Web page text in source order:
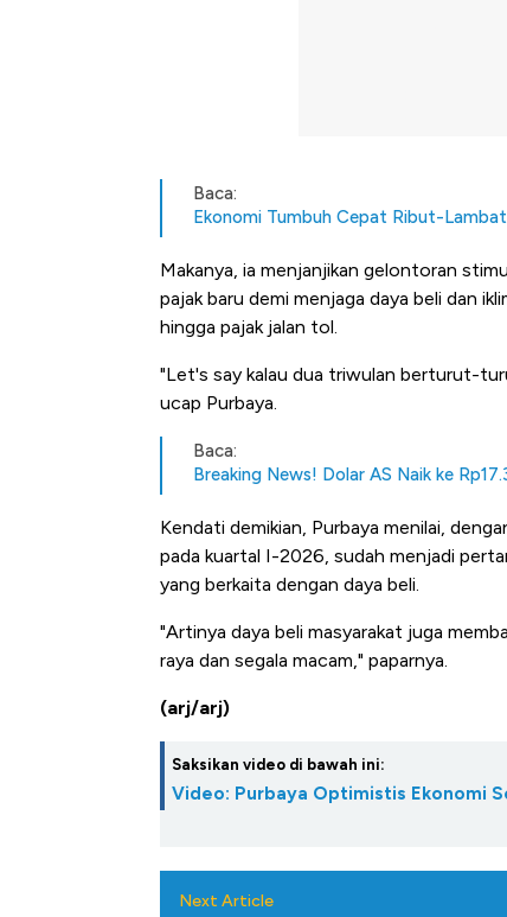
Baca:
Ekonomi Tumbuh Cepat Ribut-
Makanya, ia menjanjikan gelontoran
pajak baru demi menjaga daya beli dan
hingga pajak jalan tol.
"Let's say kalau dua triwulan berturut-
ucap Purbaya.
Baca:
Breaking News! Dolar AS Naik ke
Kendati demikian, Purbaya menilai,
pada kuartal I-2026, sudah menjadi
yang berkaita dengan daya beli.
"Artinya daya beli masyarakat juga
raya dan segala macam," paparnya.
(arj/arj)
Saksikan video di bawah ini:
Video: Purbaya Optimistis Ekonomi
Next Article